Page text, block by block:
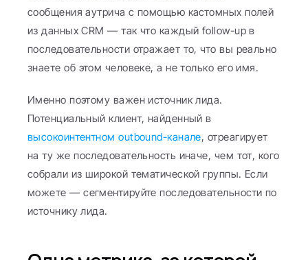
сообщения аутрича с помощью кастомных полей
из данных CRM — так что каждый follow-up в
последовательности отражает то, что вы реально
знаете об этом человеке, а не только его имя.
Именно поэтому важен источник лида.
высокоинтентном outbound-канале, отреагирует
на ту же последовательность иначе, чем тот, кого
собрали из широкой тематической группы. Если
можете — сегментируйте последовательности по
источнику лида.